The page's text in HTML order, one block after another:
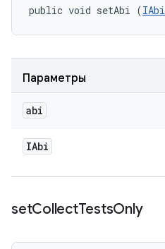
public void setAbi (IAbi
Параметры
abi
IAbi
setCollectTestsOnly